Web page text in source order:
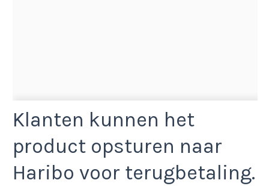
Klanten kunnen het
product opsturen naar
Haribo voor terugbetaling.